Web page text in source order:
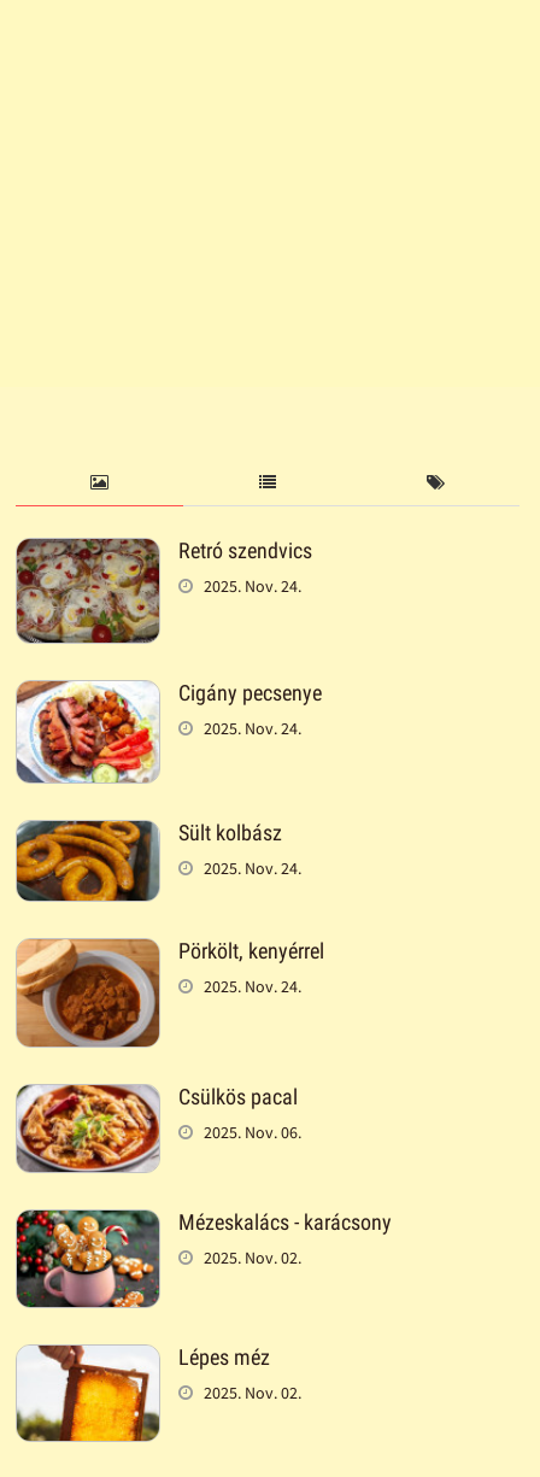
Retró szendvics
2025. Nov. 24.
Cigány pecsenye
2025. Nov. 24.
Sült kolbász
2025. Nov. 24.
Pörkölt, kenyérrel
2025. Nov. 24.
Csülkös pacal
2025. Nov. 06.
Mézeskalács - karácsony
2025. Nov. 02.
Lépes méz
2025. Nov. 02.